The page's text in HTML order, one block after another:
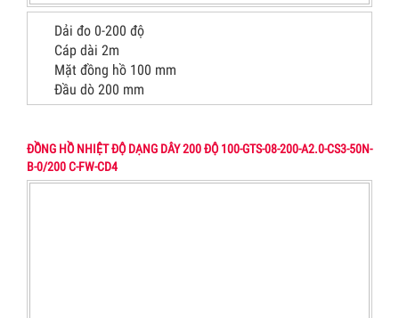
Dải đo 0-200 độ
Cáp dài 2m
Mặt đồng hồ 100 mm
Đầu dò 200 mm
ĐỒNG HỒ NHIỆT ĐỘ DẠNG DÂY 200 ĐỘ 100-GTS-08-200-A2.0-CS3-50N-
B-0/200 C-FW-CD4